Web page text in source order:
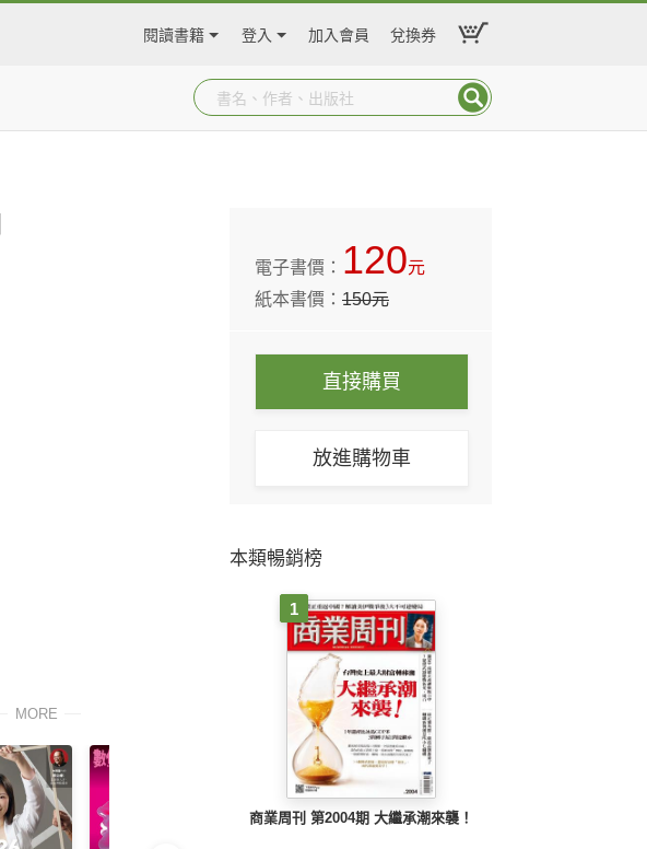
閱讀書籍 登入 加入會員 兌換券
MORE
電子書價： 120元
紙本書價：150元
直接購買
放進購物車
本類暢銷榜
1
商業周刊 第2004期 大繼承潮來襲！